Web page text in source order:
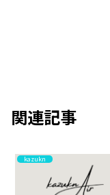
関連記事
kazukn